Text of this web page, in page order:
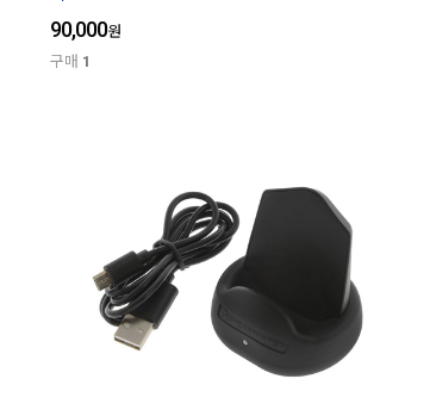
90,000원
구매 1